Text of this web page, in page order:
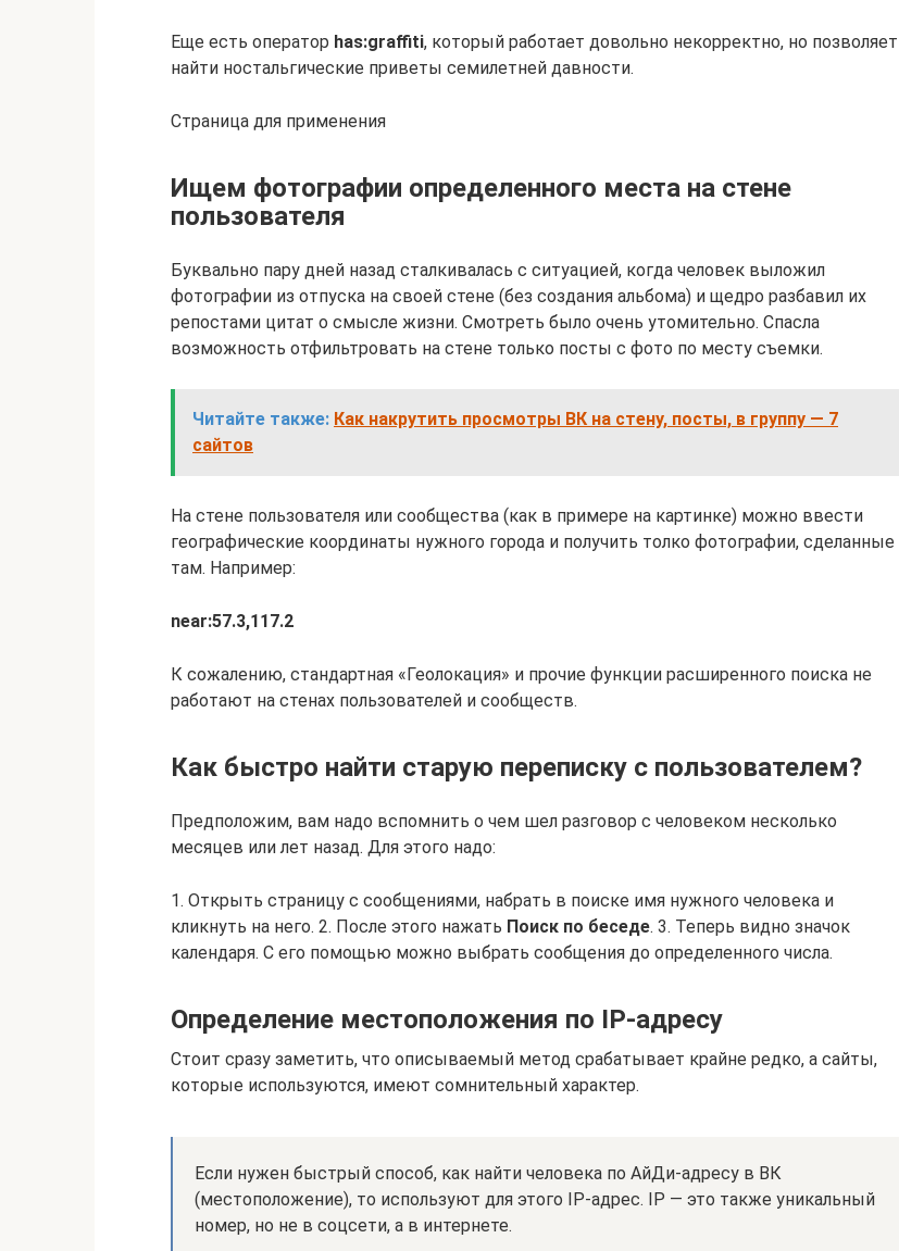
Еще есть оператор has:graffiti, который работает довольно некорректно, но позволяет
найти ностальгические приветы семилетней давности.
Страница для применения
Ищем фотографии определенного места на стене
пользователя
Буквально пару дней назад сталкивалась с ситуацией, когда человек выложил
фотографии из отпуска на своей стене (без создания альбома) и щедро разбавил их
репостами цитат о смысле жизни. Смотреть было очень утомительно. Спасла
возможность отфильтровать на стене только посты с фото по месту съемки.
Читайте также: Как накрутить просмотры ВК на стену, посты, в группу — 7
сайтов
На стене пользователя или сообщества (как в примере на картинке) можно ввести
географические координаты нужного города и получить толко фотографии, сделанные
там. Например:
near:57.3,117.2
К сожалению, стандартная «Геолокация» и прочие функции расширенного поиска не
работают на стенах пользователей и сообществ.
Как быстро найти старую переписку с пользователем?
Предположим, вам надо вспомнить о чем шел разговор с человеком несколько
месяцев или лет назад. Для этого надо:
1. Открыть страницу с сообщениями, набрать в поиске имя нужного человека и
кликнуть на него. 2. После этого нажать Поиск по беседе. 3. Теперь видно значок
календаря. С его помощью можно выбрать сообщения до определенного числа.
Определение местоположения по IP-адресу
Стоит сразу заметить, что описываемый метод срабатывает крайне редко, а сайты,
которые используются, имеют сомнительный характер.
Если нужен быстрый способ, как найти человека по АйДи-адресу в ВК
(местоположение), то используют для этого IP-адрес. IP — это также уникальный
номер, но не в соцсети, а в интернете.